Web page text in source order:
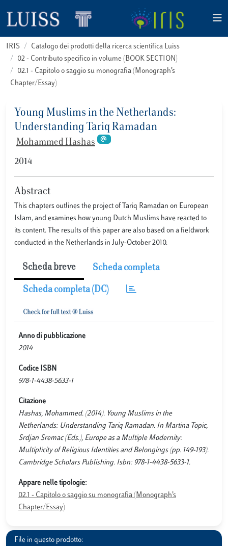
IRIS
Catalogo dei prodotti della ricerca scientifica Luiss
02 - Contributo specifico in volume (BOOK SECTION)
02.1 - Capitolo o saggio su monografia (Monograph’s
Chapter/Essay)
Young Muslims in the Netherlands:
Understanding Tariq Ramadan
Mohammed Hashas
2014
Abstract
This chapters outlines the project of Tariq Ramadan on European
Islam, and examines how young Dutch Muslims have reacted to
its content. The results of this paper are also based on a fieldwork
conducted in the Netherlands in July-October 2010.
Scheda breve Scheda completa
Scheda completa (DC)
Anno di pubblicazione
2014
Codice ISBN
978-1-4438-5633-1
Citazione
Hashas, Mohammed. (2014). Young Muslims in the
Netherlands: Understanding Tariq Ramadan. In Martina Topic,
Srdjan Sremac (Eds.), Europe as a Multiple Modernity:
Multiplicity of Religious Identities and Belongings (pp. 149-193).
Cambridge Scholars Publishing. Isbn: 978-1-4438-5633-1.
Appare nelle tipologie:
02.1 - Capitolo o saggio su monografia (Monograph’s
Chapter/Essay)
File in questo prodotto: